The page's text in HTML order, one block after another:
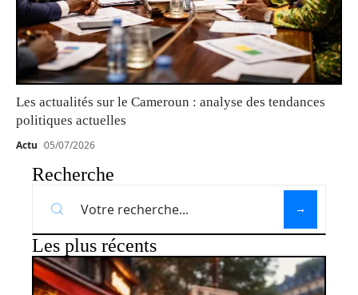
Les actualités sur le Cameroun : analyse des tendances
politiques actuelles
Actu 05/07/2026
Recherche
Les plus récents